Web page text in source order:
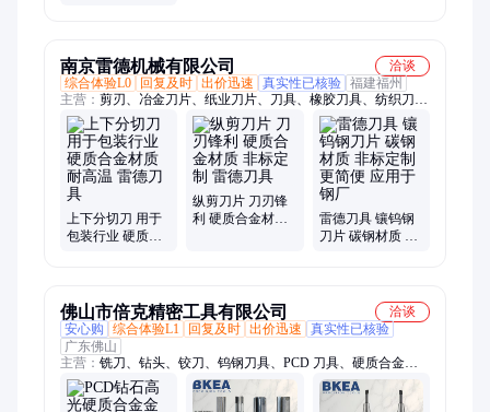
南京雷德机械有限公司
洽谈
综合体验L0
回复及时 出价迅速 真实性已核验 福建福州
主营： 剪刃、冶金刀片、纸业刀片、刀具、橡胶刀具、纺织刀
片、分切圆刀片、合金刀片、异形刀片
上下分切刀 用于
包装行业 硬质合
纵剪刀片 刀刃锋
利 硬质合金材质
雷德刀具 镶钨钢
刀片 碳钢材质 非
佛山市倍克精密工具有限公司
洽谈
安心购
综合体验L1 回复及时 出价迅速
真实性已核验
广东佛山
主营： 铣刀、钻头、铰刀、钨钢刀具、PCD 刀具、硬质合金刀
具、数控刀具、丝锥、板牙、成型刀、钨钢铣刀、钨钢钻头、台
阶钻头、钨钢钻铰刀、焊合金铣刀、焊钨钢铰刀、PCD 成型